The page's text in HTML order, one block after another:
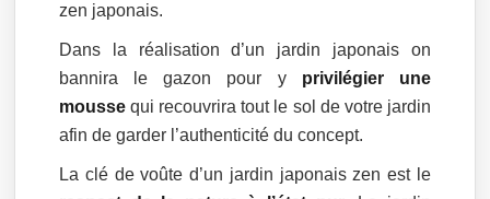
zen japonais.
Dans la réalisation d’un jardin japonais on
bannira le gazon pour y privilégier une
mousse qui recouvrira tout le sol de votre jardin
afin de garder l’authenticité du concept.
La clé de voûte d’un jardin japonais zen est le